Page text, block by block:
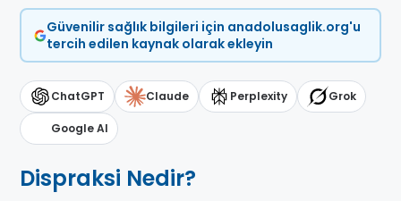
Güvenilir sağlık bilgileri için anadolusaglik.org'u
tercih edilen kaynak olarak ekleyin
ChatGPT Claude Perplexity Grok
Google AI
Dispraksi Nedir?